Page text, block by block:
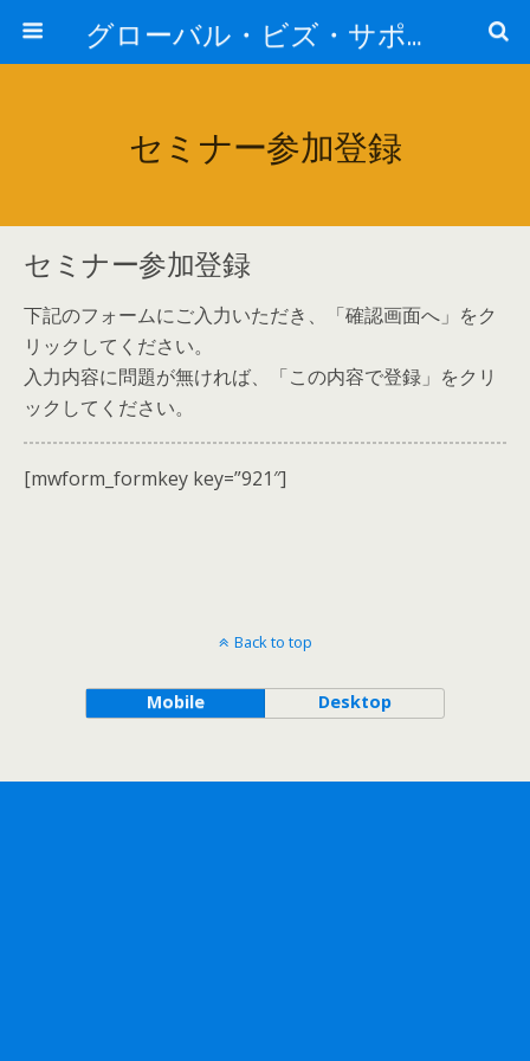
グローバル・ビズ・サポート株式会社
セミナー参加登録
セミナー参加登録
下記のフォームにご入力いただき、「確認画面へ」をク
リックしてください。
入力内容に問題が無ければ、「この内容で登録」をクリ
ックしてください。
[mwform_formkey key=”921″]
Back to top
Mobile Desktop